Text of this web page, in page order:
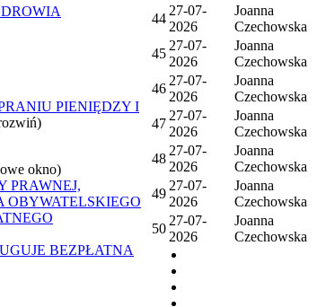
PIENIĘDZY I
okno)
PRAWNEJ,
OBYWATELSKIEGO
BEZPŁATNA
44
27-07-
2026
Joanna
Czechowska
45
27-07-
2026
Joanna
Czechowska
46
27-07-
2026
Joanna
Czechowska
47
27-07-
2026
Joanna
Czechowska
48
27-07-
2026
Joanna
Czechowska
49
27-07-
2026
Joanna
Czechowska
50
27-07-
2026
Joanna
Czechowska